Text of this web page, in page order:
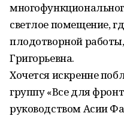
светлое помещение,
плодотворной
Григорьевна.
Хочется искренне
группу «Все для
руководством Асии